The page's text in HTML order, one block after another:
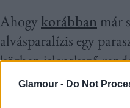
Glamour - Do Not
Ahogy korábban már
alvásparalízis egy
közben jelentkező
Az állapot akkor